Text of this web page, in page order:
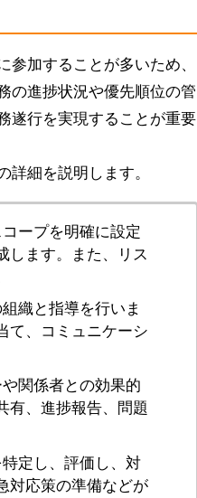
加することが多いため、
の進捗状況や優先順位の管
遂行を実現することが重要
詳細を説明します。
ープを明確に設定
します。また、リス
織と指導を行いま
て、コミュニケーシ
関係者との効果的
有、進捗報告、問題
定し、評価し、対
対応策の準備などが